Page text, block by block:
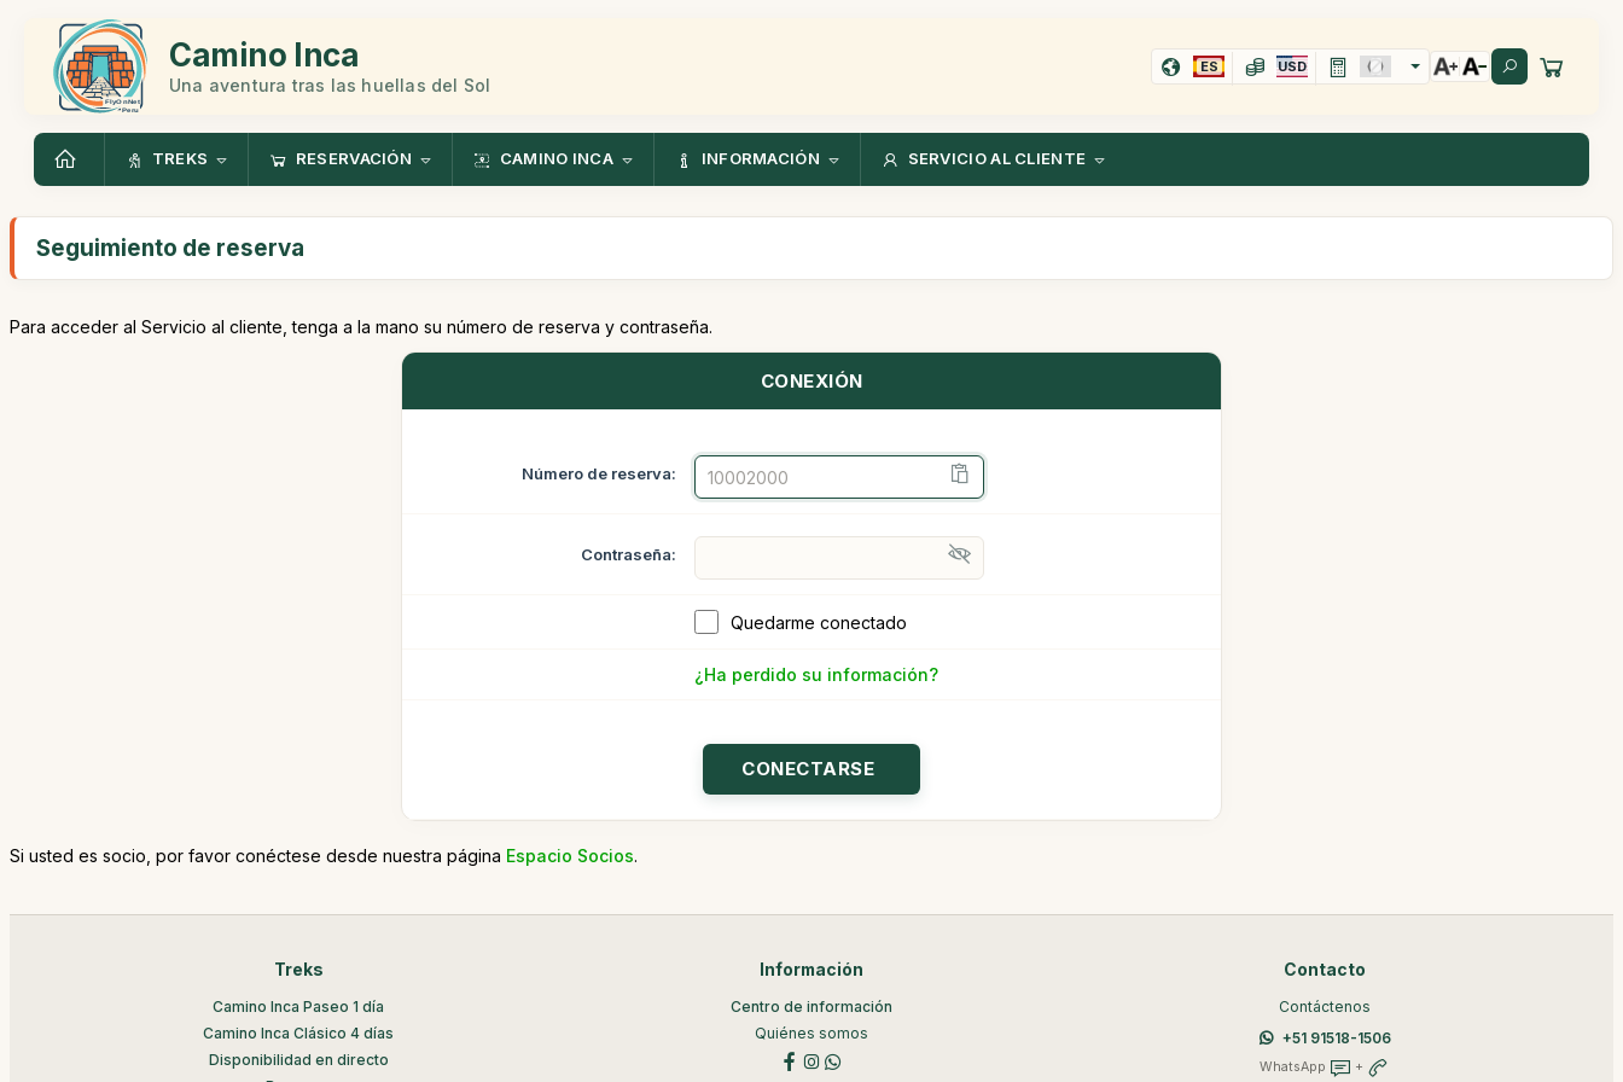
Camino Inca
Una aventura tras las huellas del Sol
ES USD
TREKS RESERVACIÓN CAMINO INCA INFORMACIÓN SERVICIO AL CLIENTE
Seguimiento de reserva
Para acceder al Servicio al cliente, tenga a la mano su número de reserva y contraseña.
CONEXIÓN
Número de reserva:
Contraseña:
Quedarme conectado
¿Ha perdido su información?
Si usted es socio, por favor conéctese desde nuestra página Espacio Socios.
Treks
Camino Inca Paseo 1 día
Camino Inca Clásico 4 días
Disponibilidad en directo
Información
Centro de información
Quiénes somos
Contacto
Contáctenos
+51 91518-1506
WhatsApp +